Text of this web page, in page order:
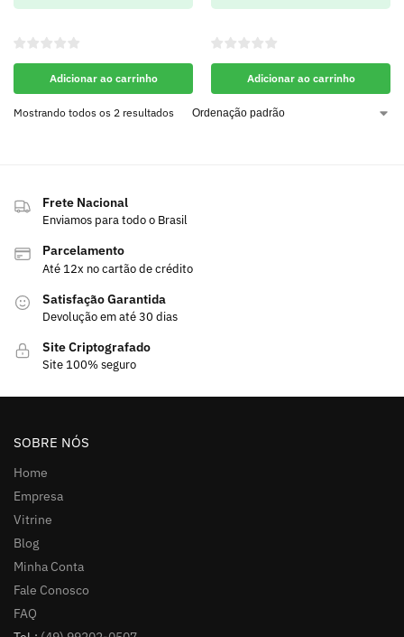
Adicionar ao carrinho Adicionar ao carrinho
Mostrando todos os 2 resultados
Frete Nacional
Enviamos para todo o Brasil
Parcelamento
Até 12x no cartão de crédito
Satisfação Garantida
Devolução em até 30 dias
Site Criptografado
Site 100% seguro
SOBRE NÓS
Home
Empresa
Vitrine
Blog
Minha Conta
Fale Conosco
FAQ